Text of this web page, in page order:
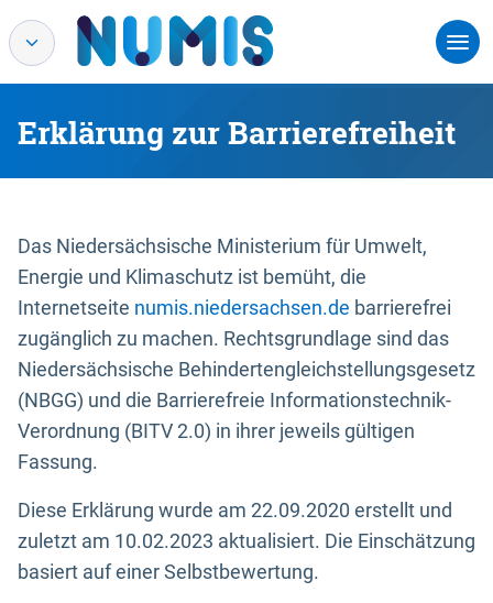
Erklärung zur Barrierefreiheit
Das Niedersächsische Ministerium für Umwelt,
Energie und Klimaschutz ist bemüht, die
Internetseite numis.niedersachsen.de barrierefrei
zugänglich zu machen. Rechtsgrundlage sind das
Niedersächsische Behindertengleichstellungsgesetz
(NBGG) und die Barrierefreie Informationstechnik-
Verordnung (BITV 2.0) in ihrer jeweils gültigen
Fassung.
Diese Erklärung wurde am 22.09.2020 erstellt und
zuletzt am 10.02.2023 aktualisiert. Die Einschätzung
basiert auf einer Selbstbewertung.